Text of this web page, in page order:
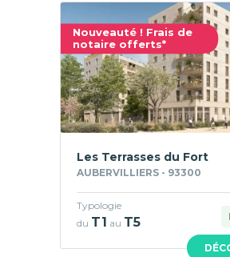
Nouveauté ! Frais de
notaire offerts*
Les Terrasses du Fort
AUBERVILLIERS - 93300
Typologie
du T1 au T5